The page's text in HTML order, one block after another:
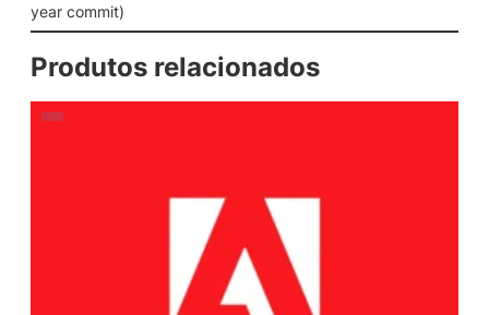
year commit)
Produtos relacionados